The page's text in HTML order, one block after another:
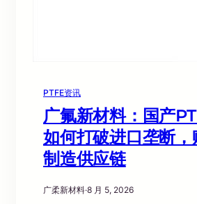
PTFE资讯
广氟新材料：国产
如何打破进口垄断，
制造供应链
广柔新材料·8 月 5, 2026